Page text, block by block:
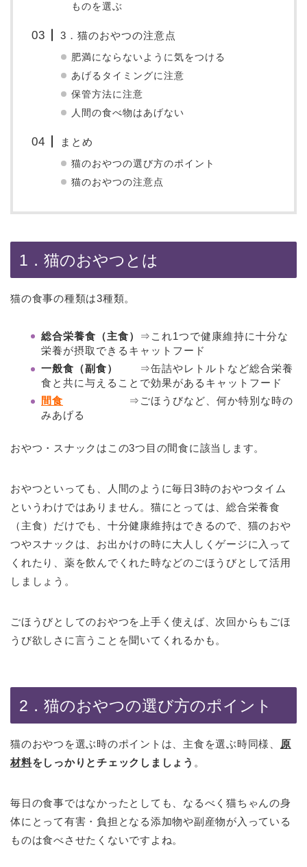
ものを選ぶ
3．猫のおやつの注意点
肥満にならないように気をつける
あげるタイミングに注意
保管方法に注意
人間の食べ物はあげない
まとめ
猫のおやつの選び方のポイント
猫のおやつの注意点
1．猫のおやつとは
猫の食事の種類は3種類。
総合栄養食（主食）
⇒これ1つで健康維持に十分な
栄養が摂取できるキャットフード
一般食（副食）
⇒缶詰やレトルトなど総合栄養
食と共に与えることで効果があるキャットフード
間食
⇒ごほうびなど、何か特別な時の
みあげる
おやつ・スナックはこの3つ目の間食に該当します。
おやつといっても、人間のように毎日3時のおやつタイム
というわけではありません。猫にとっては、総合栄養食
（主食）だけでも、十分健康維持はできるので、猫のおや
つやスナックは、お出かけの時に大人しくゲージに入って
くれたり、薬を飲んでくれた時などのごほうびとして活用
しましょう。
ごほうびとしてのおやつを上手く使えば、次回からもごほ
うび欲しさに言うことを聞いてくれるかも。
2．猫のおやつの選び方のポイント
猫のおやつを選ぶ時のポイントは、主食を選ぶ時同様、
原
材料をしっかりとチェックしましょう 。
毎日の食事ではなかったとしても、なるべく猫ちゃんの身
体にとって有害・負担となる添加物や副産物が入っている
ものは食べさせたくないですよね。